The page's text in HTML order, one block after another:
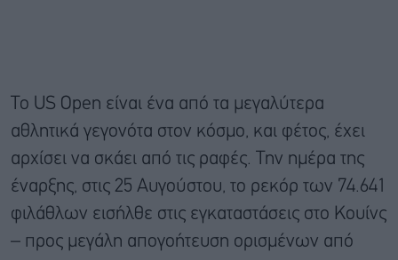
Το US Open είναι ένα από τα μεγαλύτερα
αθλητικά γεγονότα στον κόσμο, και φέτος, έχει
αρχίσει να σκάει από τις ραφές. Την ημέρα της
έναρξης, στις 25 Αυγούστου, το ρεκόρ των 74.641
φιλάθλων εισήλθε στις εγκαταστάσεις στο Κουίνς
– προς μεγάλη απογοήτευση ορισμένων από